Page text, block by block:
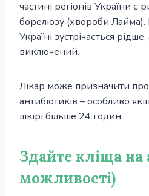
частині регіонів України є
бореліозу (хвороби
Україні зустрічається
виключений.
Лікар може призначити
антибіотиків – особливо
шкірі більше 24 годин.
Здайте кліща на
можливості)